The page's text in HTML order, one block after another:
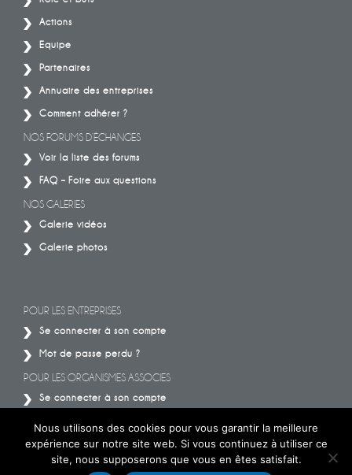
Actions
Equipe
Partenaires
Annuaire des entreprises
Comment adhérer ?
NOS FORUMS D’ÉCHANGES
Voir la liste des forums
FAQ – Foire aux questions
NOS GALERIES
Galerie vidéos
Galerie photos
POUR LES ENTREPRISES
Se connecter à son compte
Mot de passe perdu ?
POUR LES ORGANISMES ASSOCIES
Se connecter à son compte
Nous utilisons des cookies pour vous garantir la meilleure
expérience sur notre site web. Si vous continuez à utiliser ce
site, nous supposerons que vous en êtes satisfait.